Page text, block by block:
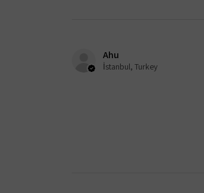
Ahu
İstanbul, Turkey